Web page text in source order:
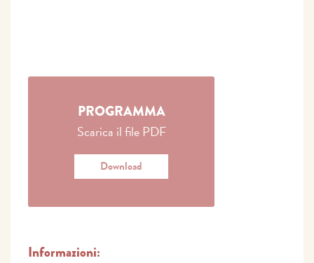
PROGRAMMA
Scarica il file PDF
Download
Informazioni: